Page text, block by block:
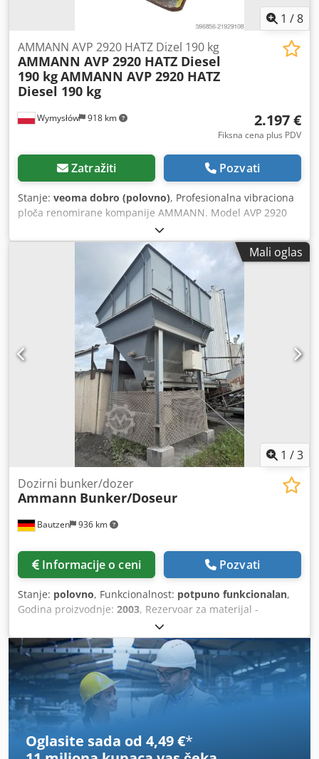
1 /8
Wymysłów 918 km
AMMANN AVP 2920 HATZ Dizel 190 kg
AMMANN AVP 2920 HATZ Diesel
190 kgAMMANN AVP 2920 HATZ
Diesel 190 kg
2.197 €
Fiksna cena plus PDV
Zatražiti Pozvati
Stanje: veoma dobro (polovno), Profesionalna vibraciona
ploča renomirane kompanije AMMANN. Model AVP 2920
opremljen je pouzdanim dizel motorom HATZ snage 5 kW.
Mašina je namenjena za profesionalne radove na
popločavanju, cestogradnji, kao i za zbijanje zemlje,
behaton ploča, podloge i asfalta. Uređaj je potpuno
mehanički, čvrste nemačke konstrukcije. Vizuelno stanje
odgovara fotografijama – uobičajeni tragovi korišćenja.
Tehnički podaci: • Proizvođač: AMMANN • Model: AVP 2920
• Godina proizvodnje: 1999 • Motor: HATZ Diesel • Tip
motora: 1B30-6 • Snaga: 5 kW • Radna masa: 190 kg • Ručno
startovanje • Proizvedeno u Nemačkoj Upotreba: • zbijanje
behaton ploča • radovi na popločavanju • cestogradnja •
zbijanje zemlje i podloge • iskopi i temelji Stanje: Mašina
korišćena, kompletna. Dksdsy Sifyopfx Aclsr Motor HATZ –
izdržljiva i cenjena dizel jedinica.
Mali oglas
1 /3
Bautzen 936 km
Dozirni bunker/dozer
Ammann Bunker/Doseur
Informacije o ceni Pozvati
Stanje: polovno, Funkcionalnost: potpuno funkcionalan,
Godina proizvodnje: 2003, Rezervoar za materijal -
Nadogradnja -Rešetkasta podnica -Transportna traka za
izlaz/preuzimanje Dedpfx Aezq S Hzjclokr -Transportna
traka
Oglasite sada od 4,49 €*